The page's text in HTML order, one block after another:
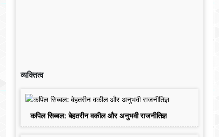
व्यक्तित्व
कपिल सिब्बल: बेहतरीन वकील और अनुभवी राजनीतिज्ञ